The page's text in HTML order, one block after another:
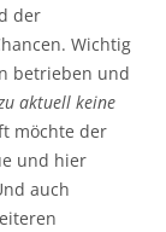
der
Wichtig
betrieben und
aktuell keine
möchte der
und hier
auch